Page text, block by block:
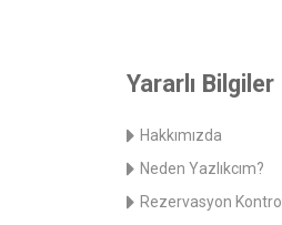
Yararlı Bilgiler
Hakkımızda
Neden Yazlıkcım?
Rezervasyon Kontrol